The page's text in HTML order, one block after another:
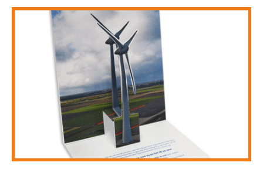
Schuifkaarten
Pop-up Kaarten
Lenticular Cards
Sport Marketing
Media Marketing
Automotive Marketing
Non-profit Marketing
Marketing in de Zorg
Duurzame Marketing
Verjaardag en Jubilea
Uitnodigingen
Product Introductie
App-lancering
Kalender maken
Klantenbinding
Contactgegevens
Duurzaamheid
Brochure downloaden